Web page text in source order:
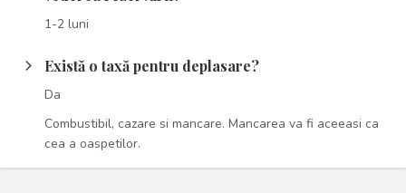
1-2 luni
arrow_forward_ios Există o taxă pentru deplasare?
Da
Combustibil, cazare si mancare. Mancarea va fi aceeasi ca
cea a oaspetilor.